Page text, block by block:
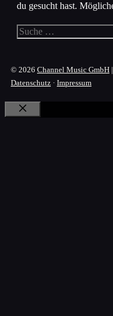
du gesucht hast.
Suche
© 2026 Channel Music GmbH |
Datenschutz · Impressum
Schließen